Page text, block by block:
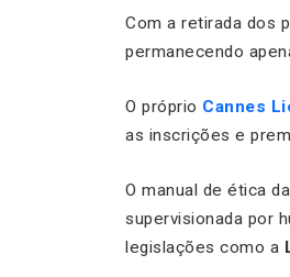
Com a retirada dos
permanecendo
O próprio Cannes
as inscrições e
O manual de ética da
supervisionada por
legislações como a